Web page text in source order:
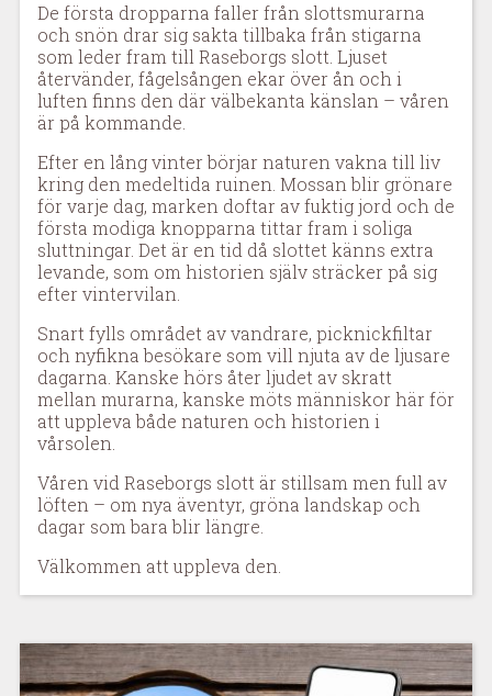
De första dropparna faller från slottsmurarna
och snön drar sig sakta tillbaka från stigarna
som leder fram till Raseborgs slott. Ljuset
återvänder, fågelsången ekar över ån och i
luften finns den där välbekanta känslan – våren
är på kommande.
Efter en lång vinter börjar naturen vakna till liv
kring den medeltida ruinen. Mossan blir grönare
för varje dag, marken doftar av fuktig jord och de
första modiga knopparna tittar fram i soliga
sluttningar. Det är en tid då slottet känns extra
levande, som om historien själv sträcker på sig
efter vintervilan.
Snart fylls området av vandrare, picknickfiltar
och nyfikna besökare som vill njuta av de ljusare
dagarna. Kanske hörs åter ljudet av skratt
mellan murarna, kanske möts människor här för
att uppleva både naturen och historien i
vårsolen.
Våren vid Raseborgs slott är stillsam men full av
löften – om nya äventyr, gröna landskap och
dagar som bara blir längre.
Välkommen att uppleva den.